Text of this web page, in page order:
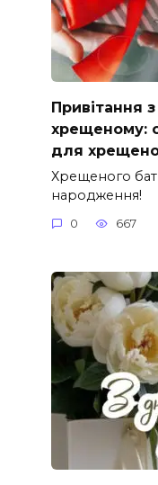
Привітання
хрещеному:
для
Хрещеного
народження!
0 667